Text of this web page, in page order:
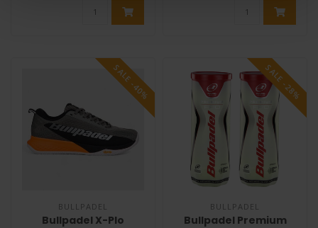
SALE -40%
BULLPADEL
Bullpadel X-Plo
SALE -28%
BULLPADEL
Bullpadel Premium